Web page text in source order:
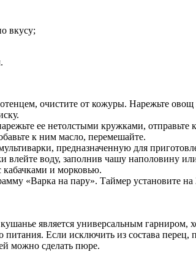
вкусу;
очистите от кожуры. Нарежьте
ее нетолстыми кружками, отправьте
к ним масло, перемешайте.
предназначенную для
влейте воду, заполнив чашу наполовину
кабачками и морковью.
«Варка на пару». Таймер установите на
является универсальным
Если исключить из состава
можно сделать пюре.